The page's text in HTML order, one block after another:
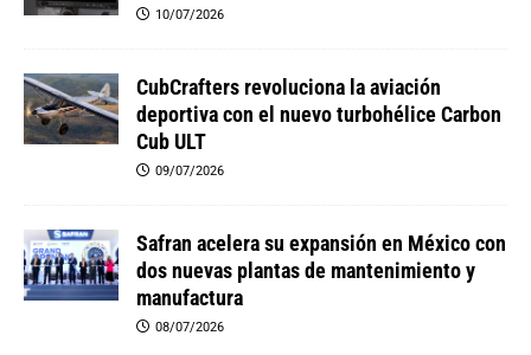
10/07/2026
CubCrafters revoluciona la aviación
deportiva con el nuevo turbohélice Carbon
Cub ULT
09/07/2026
Safran acelera su expansión en México con
dos nuevas plantas de mantenimiento y
manufactura
08/07/2026